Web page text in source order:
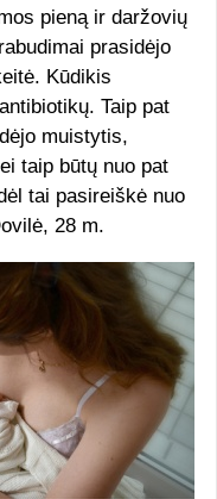
pieną ir daržovių
prasidėjo
Kūdikis
Taip pat
muistytis,
taip būtų nuo pat
tai pasireiškė nuo
28 m.